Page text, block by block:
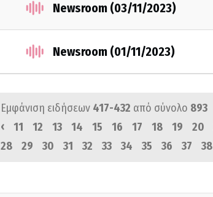
Newsroom (03/11/2023)
Newsroom (01/11/2023)
Εμφάνιση ειδήσεων 417-432 από σύνολο 893
‹
11 12 13 14 15 16 17 18 19 20
28
29 30 31 32 33 34 35 36 37 38